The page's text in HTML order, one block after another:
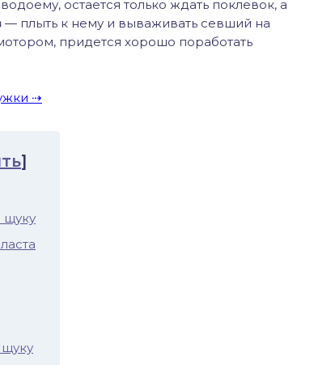
остается только ждать поклевок, а
— плыть к нему и вываживать севший на
придется хорошо поработать
]
щуку
щуку